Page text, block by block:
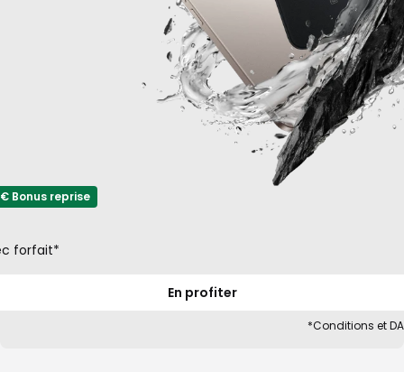
Bonus reprise
forfait*
En profiter
*Conditions et